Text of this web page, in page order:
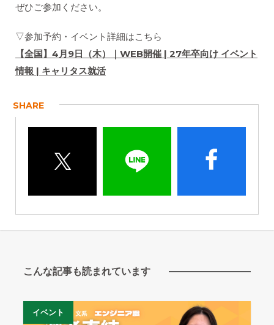
ぜひご参加ください。
▽参加予約・イベント詳細はこちら
【全国】4月9日（木）｜WEB開催 | 27年卒向け イベント
情報 | キャリタス就活
SHARE
こんな記事も読まれています
イベント